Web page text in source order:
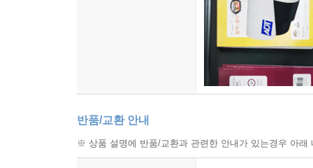
반품/교환 안내
※ 상품 설명에 반품/교환과 관련한 안내가 있는경우 아